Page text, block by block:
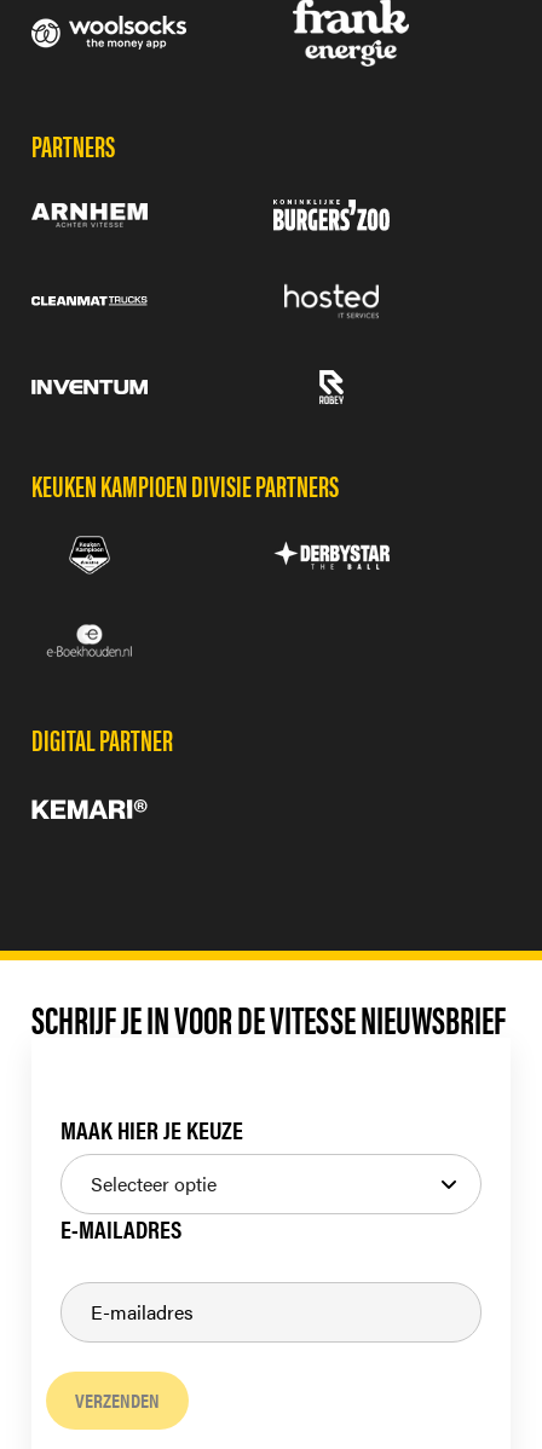
PARTNERS
KEUKEN KAMPIOEN DIVISIE PARTNERS
DIGITAL PARTNER
SCHRIJF JE IN VOOR DE VITESSE NIEUWSBRIEF
MAAK HIER JE KEUZE
E-MAILADRES
VERZENDEN